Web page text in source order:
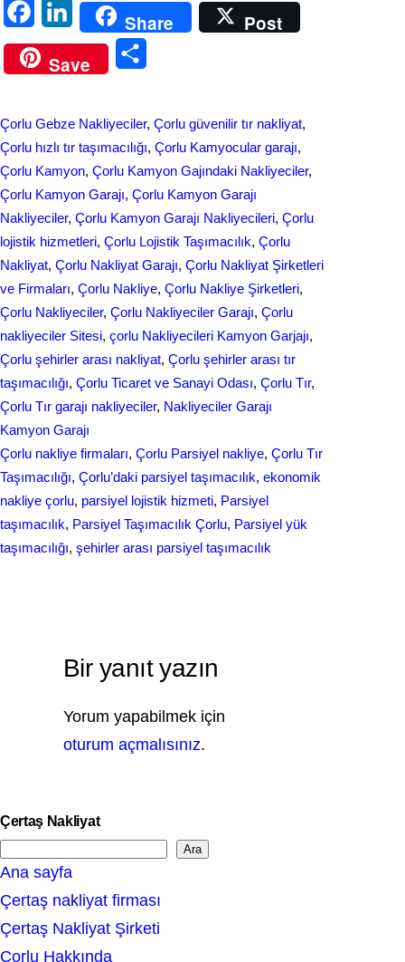
a
c
o
o
k
i
n
d
I
n
Share
Post
Save
e
Çorlu Gebze Nakliyeciler, Çorlu güvenilir tır nakliyat
Çorlu hızlı tır taşımacılığı, Çorlu Kamyocular garajı
Çorlu Kamyon, Çorlu Kamyon Gajındaki Nakliyeciler
Çorlu Kamyon Garajı, Çorlu Kamyon Garajı
Nakliyeciler, Çorlu Kamyon Garajı Nakliyecileri, Çorlu
lojistik hizmetleri, Çorlu Lojistik Taşımacılık, Çorlu
Nakliyat, Çorlu Nakliyat Garajı, Çorlu Nakliyat Şirketleri
ve Firmaları, Çorlu Nakliye, Çorlu Nakliye Şirketleri
Çorlu Nakliyeciler, Çorlu Nakliyeciler Garajı, Çorlu
nakliyeciler Sitesi, çorlu Nakliyecileri Kamyon Garjajı
Çorlu şehirler arası nakliyat, Çorlu şehirler arası tır
taşımacılığı, Çorlu Ticaret ve Sanayi Odası, Çorlu Tır
Çorlu Tır garajı nakliyeciler, Nakliyeciler Garajı
Kamyon Garajı
Çorlu nakliye firmaları, Çorlu Parsiyel nakliye, Çorlu Tır
Taşımacılığı, Çorlu’daki parsiyel taşımacılık, ekonomik
nakliye çorlu, parsiyel lojistik hizmeti, Parsiyel
taşımacılık, Parsiyel Taşımacılık Çorlu, Parsiyel yük
taşımacılığı, şehirler arası parsiyel taşımacılık
Bir yanıt yazın
Yorum yapabilmek için
oturum açmalısınız.
Çertaş Nakliyat
e
a
r
Ara
Ana sayfa
Çertaş nakliyat firması
Çertaş Nakliyat Şirketi
Çorlu Hakkında